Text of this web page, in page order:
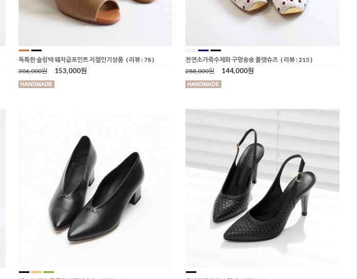
독특한 슬링백 웨지굽포인트 지젤인기상품 ( 리뷰 : 78 )
306,000원
153,000원
천연소가죽수제화 구멍숑숑 플랫슈즈 ( 리뷰 : 215 )
288,000원
144,000원